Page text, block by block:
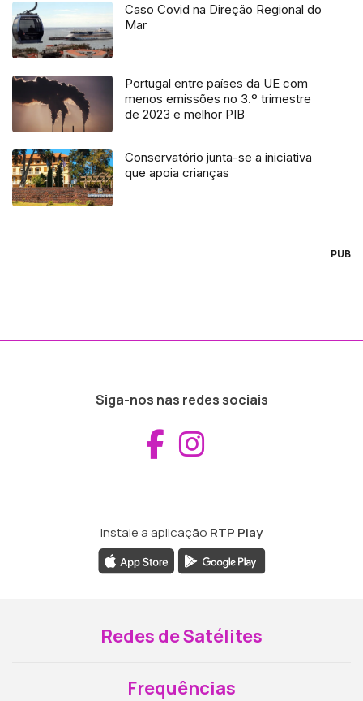
Caso Covid na Direção Regional do
Mar
Portugal entre países da UE com
menos emissões no 3.º trimestre
de 2023 e melhor PIB
Conservatório junta-se a iniciativa
que apoia crianças
PUB
Siga-nos nas redes sociais
Aceder ao
Instale a aplicação RTP Play
Redes de Satélites
Frequências